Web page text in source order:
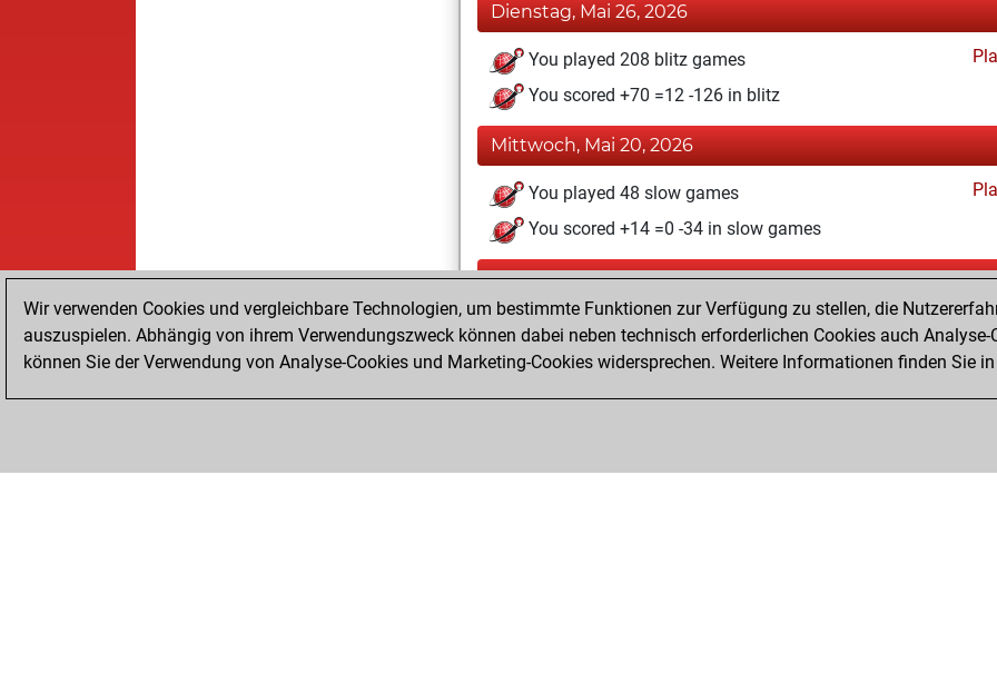
Dienstag, Mai 26, 2026
You played 208 blitz games
You scored +70 =12 -126 in blitz
Mittwoch, Mai 20, 2026
You played 48 slow games
You scored +14 =0 -34 in slow games
Freitag, Mai 1, 2026
You played 8 bullet games
You scored +1 =0 -7 in bullet
Wir verwenden Cookies und vergleichbare Technologien, um bestimmte Funktionen zur Verfügung zu stellen, die
auszuspielen. Abhängig von ihrem Verwendungszweck können dabei neben technisch erforderlichen Cookies auch
können Sie der Verwendung von Analyse-Cookies und Marketing-Cookies widersprechen. Weitere Informationen finden Sie